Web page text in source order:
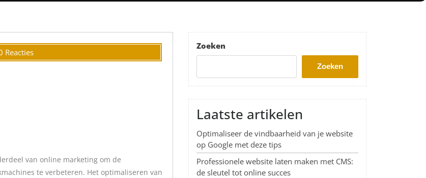
Reacties
van online marketing om de
te verbeteren. Het optimaliseren van
Zoeken
Zoeken
Laatste artikelen
Optimaliseer de vindbaarheid van je website
op Google met deze tips
Professionele website laten maken met CMS:
de sleutel tot online succes